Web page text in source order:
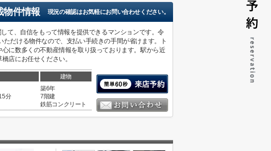
物件情報 現況の確認はお気軽にお問い合わせください。
て、自信をもって情報を提供できるマンションです。令
だける物件なので、支払い手続きの手間が省けます。ト
に数多くの不動産情報を取り扱っております。駅から近
店にお任せください。
建物
分
築6年
7階建
鉄筋コンクリート